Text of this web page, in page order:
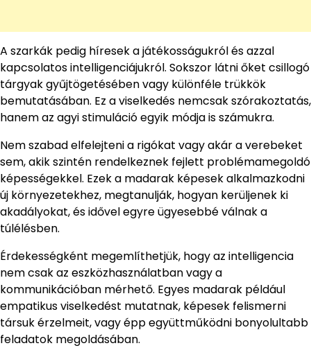
A szarkák pedig híresek a játékosságukról és azzal
kapcsolatos intelligenciájukról. Sokszor látni őket csillogó
tárgyak gyűjtögetésében vagy különféle trükkök
bemutatásában. Ez a viselkedés nemcsak szórakoztatás,
hanem az agyi stimuláció egyik módja is számukra.
Nem szabad elfelejteni a rigókat vagy akár a verebeket
sem, akik szintén rendelkeznek fejlett problémamegoldó
képességekkel. Ezek a madarak képesek alkalmazkodni
új környezetekhez, megtanulják, hogyan kerüljenek ki
akadályokat, és idővel egyre ügyesebbé válnak a
túlélésben.
Érdekességként megemlíthetjük, hogy az intelligencia
nem csak az eszközhasználatban vagy a
kommunikációban mérhető. Egyes madarak például
empatikus viselkedést mutatnak, képesek felismerni
társuk érzelmeit, vagy épp együttműködni bonyolultabb
feladatok megoldásában.